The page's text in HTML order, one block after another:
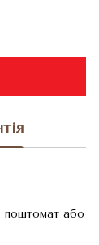
поштомат або